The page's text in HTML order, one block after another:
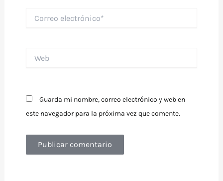
electrónico*
Guarda mi nombre, correo electrónico y web en
este navegador para la próxima vez que comente.